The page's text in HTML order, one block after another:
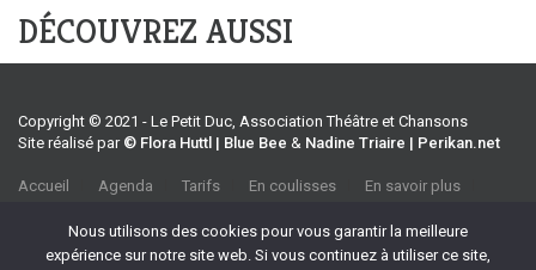
DÉCOUVREZ AUSSI
Copyright © 2021 - Le Petit Duc, Association Théâtre et Chansons
Site réalisé par © Flora Huttl | Blue Bee & Nadine Triaire | Perikan.net
Accueil Agenda Tarifs En coulisses
En savoir plus
Association Théâtre et Chansons
35 rue Emile Tavan, 13100 Aix-en-Provence
Nous utilisons des cookies pour vous garantir la meilleure
expérience sur notre site web. Si vous continuez à utiliser ce site,